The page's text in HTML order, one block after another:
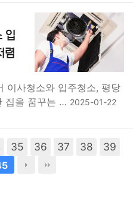
입
렴
이사청소와 입주청소, 평당
집을 꿈꾸는 … 2025-01-22
35 36 37 38
39